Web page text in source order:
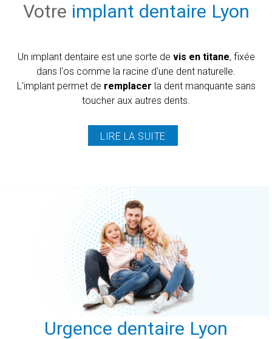
Votre implant dentaire Lyon
Un implant dentaire est une sorte de vis en titane, fixée
dans l'os comme la racine d'une dent naturelle.
L'implant permet de remplacer la dent manquante sans
toucher aux autres dents.
LIRE LA SUITE
Urgence dentaire Lyon